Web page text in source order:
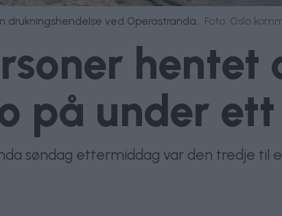
ved Operastranda. Foto: Oslo
hentet
på under
søndag ettermiddag var den tredje til